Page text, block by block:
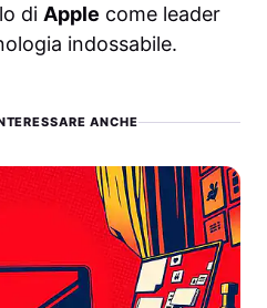
di Apple come leader
indossabile.
ANCHE